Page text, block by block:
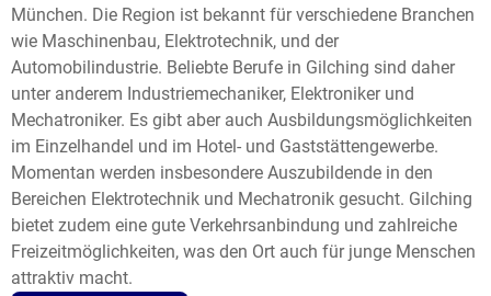
München. Die Region ist bekannt für verschiedene Branchen
wie Maschinenbau, Elektrotechnik, und der
Automobilindustrie. Beliebte Berufe in Gilching sind daher
unter anderem Industriemechaniker, Elektroniker und
Mechatroniker. Es gibt aber auch Ausbildungsmöglichkeiten
im Einzelhandel und im Hotel- und Gaststättengewerbe.
Momentan werden insbesondere Auszubildende in den
Bereichen Elektrotechnik und Mechatronik gesucht. Gilching
bietet zudem eine gute Verkehrsanbindung und zahlreiche
Freizeitmöglichkeiten, was den Ort auch für junge Menschen
attraktiv macht.